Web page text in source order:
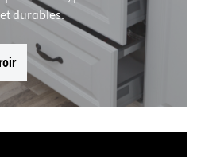
durables.